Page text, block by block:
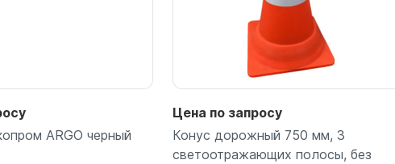
ARGO черный
Цена по запросу
Конус дорожный 750 мм, 3
светоотражающих полосы, без